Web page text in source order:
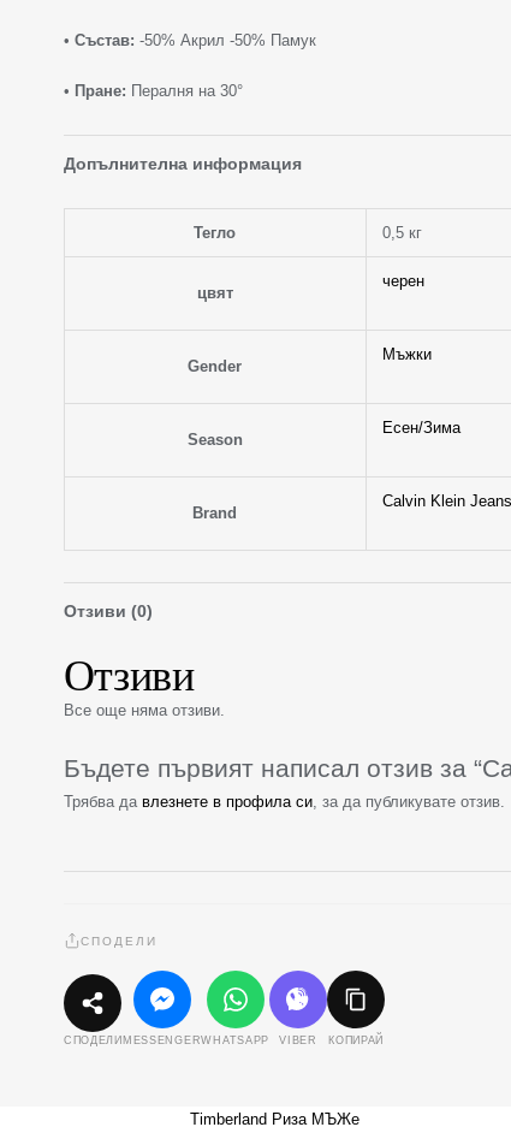
• Състав: -50% Акрил -50% Памук
• Пране: Пералня на 30°
Допълнителна информация
Тегло 0,5 кг
цвят
черен
Gender
Мъжки
Season
Есен/Зима
Brand
Calvin Klein Jeans
Отзиви (0)
Отзиви
Все още няма отзиви.
Бъдете първият написал отзив за
Трябва да влезнете в профила си, за да публикувате отзив.
СПОДЕЛИ
СПОДЕЛИ MESSENGERWHATSAPP VIBER КОПИРАЙ